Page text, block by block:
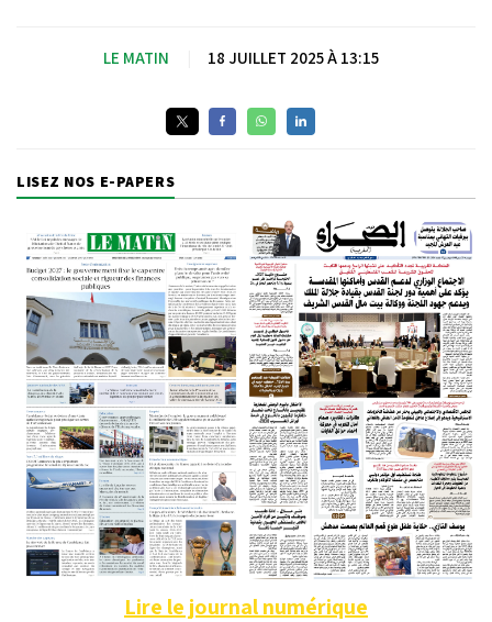
LE MATIN 18 JUILLET 2025 À 13:15
LISEZ NOS E-PAPERS
Lire le journal numérique